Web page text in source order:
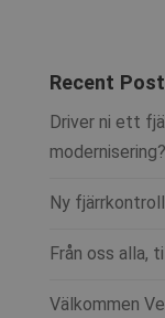
Recent
Driver ni ett
modernisering?
Ny
Från oss alla,
Välkommen